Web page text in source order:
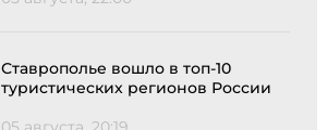
Ставрополье вошло в топ-10
туристических регионов России